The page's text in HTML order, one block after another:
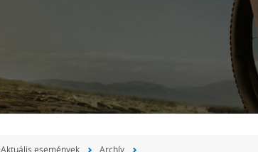
Aktuális események Archív